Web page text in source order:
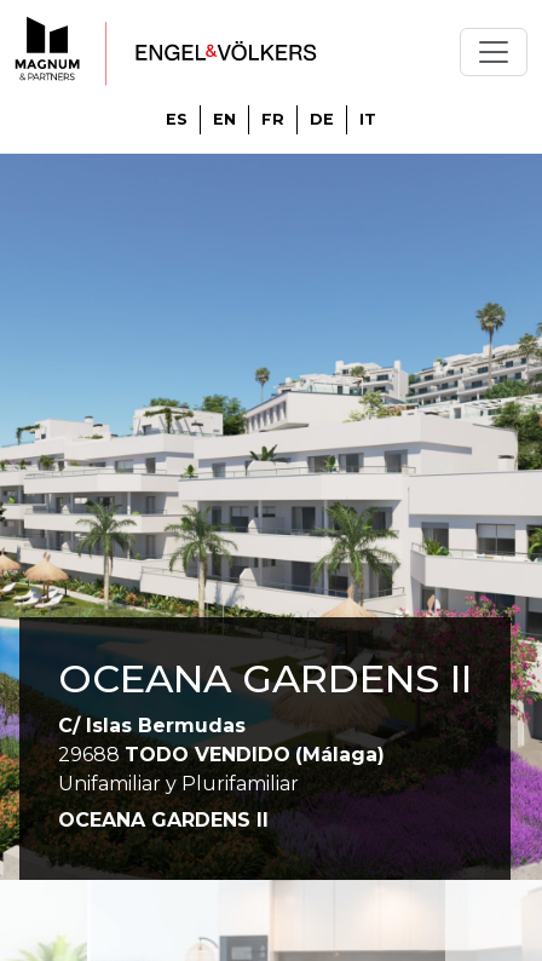
ES EN FR DE IT
OCEANA GARDENS II
C/ Islas Bermudas
29688 TODO VENDIDO (Málaga)
Unifamiliar y Plurifamiliar
OCEANA GARDENS II